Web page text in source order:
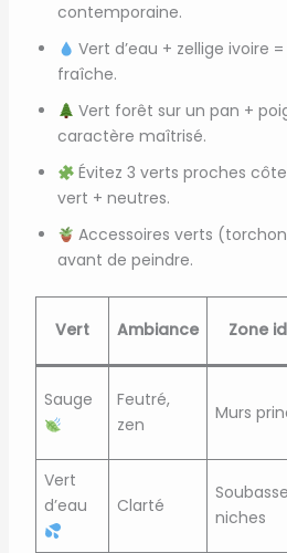
contemporaine.
Vert d’eau + zellige ivoire
fraîche.
Vert forêt sur un pan +
caractère maîtrisé.
Évitez 3 verts proches
vert + neutres.
Accessoires verts
avant de peindre.
Vert Ambiance Zone
Sauge
Feutré,
zen
Murs
Vert
d’eau
Clarté
niches